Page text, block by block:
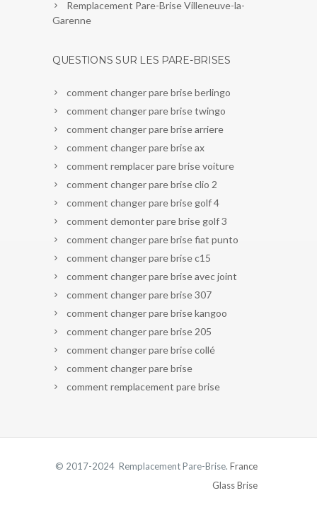
Remplacement Pare-Brise Villeneuve-la-
Garenne
QUESTIONS SUR LES PARE-BRISES
comment changer pare brise berlingo
comment changer pare brise twingo
comment changer pare brise arriere
comment changer pare brise ax
comment remplacer pare brise voiture
comment changer pare brise clio 2
comment changer pare brise golf 4
comment demonter pare brise golf 3
comment changer pare brise fiat punto
comment changer pare brise c15
comment changer pare brise avec joint
comment changer pare brise 307
comment changer pare brise kangoo
comment changer pare brise 205
comment changer pare brise collé
comment changer pare brise
comment remplacement pare brise
© 2017-2024 Remplacement Pare-Brise. France
Glass Brise